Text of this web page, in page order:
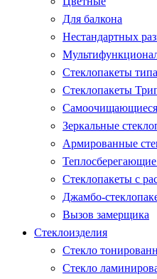
Для балкона
Нестандартных
Стеклопакеты
Стеклопакеты
Самоочищающиеся
Зеркальные
Армированные
Стеклопакеты с
Джамбо-
Вызов замерщика
Стеклоизделия
Стекло
Стекло